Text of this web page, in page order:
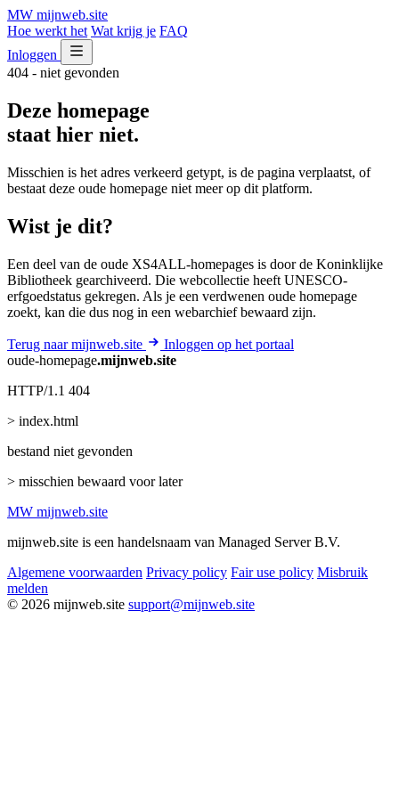
MW mijnweb.site
Hoe werkt het Wat krijg je FAQ
Inloggen
404 - niet gevonden
Deze homepage
staat hier niet.
Misschien is het adres verkeerd getypt, is de pagina verplaatst, of
bestaat deze oude homepage niet meer op dit platform.
Wist je dit?
Een deel van de oude XS4ALL-homepages is door de Koninklijke
Bibliotheek gearchiveerd. Die webcollectie heeft UNESCO-
erfgoedstatus gekregen. Als je een verdwenen oude homepage
zoekt, kan die dus nog in een webarchief bewaard zijn.
Terug naar mijnweb.site
Inloggen op het portaal
oude-homepage.mijnweb.site
HTTP/1.1 404
> index.html
bestand niet gevonden
> misschien bewaard voor later
MW mijnweb.site
mijnweb.site is een handelsnaam van Managed Server B.V.
Algemene voorwaarden Privacy policy Fair use policy Misbruik
melden
© 2026 mijnweb.site support@mijnweb.site